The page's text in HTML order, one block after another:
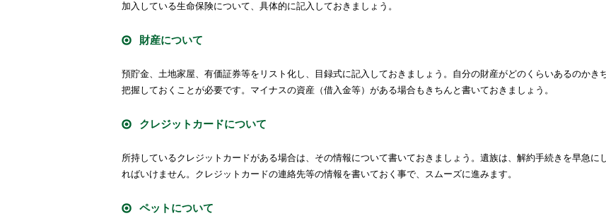
加入している生命保険について、具体的に記入しておきましょう。
財産について
預貯金、土地家屋、有価証券等をリスト化し、目録式に記入しておきましょう。自分の財産がどのくらいあるのかき
把握しておくことが必要です。マイナスの資産（借入金等）がある場合もきちんと書いておきましょう。
クレジットカードについて
所持しているクレジットカードがある場合は、その情報について書いておきましょう。遺族は、解約手続きを早急に
ればいけません。クレジットカードの連絡先等の情報を書いておく事で、スムーズに進みます。
ペットについて